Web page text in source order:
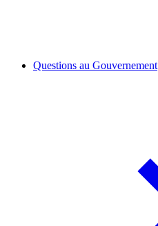
Questions au Gouvernement